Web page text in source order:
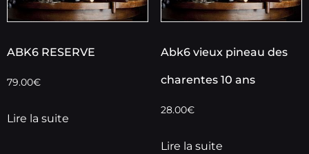
ABK6 RESERVE
79.00€
Lire la suite
Abk6 vieux pineau des
charentes 10 ans
28.00€
Lire la suite